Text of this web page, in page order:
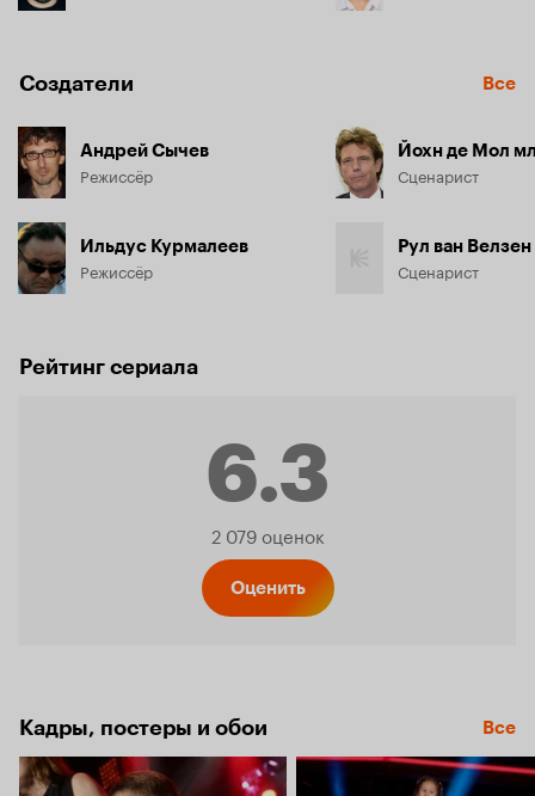
Создатели Все
Андрей Сычев
Режиссёр
Ильдус Курмалеев
Режиссёр
Йохн де Мол
Сценарист
Рул ван Велзен
Сценарист
Рейтинг сериала
6.3
Рейтинг
6.3
2 079 оценок
Оценить
Кадры, постеры и обои Все